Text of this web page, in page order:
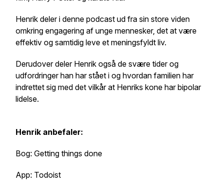
Henrik deler i denne podcast ud fra sin store viden
omkring engagering af unge mennesker, det at være
effektiv og samtidig leve et meningsfyldt liv.
Derudover deler Henrik også de svære tider og
udfordringer han har stået i og hvordan familien har
indrettet sig med det vilkår at Henriks kone har bipolar
lidelse.
Henrik anbefaler:
Bog: Getting things done
App: Todoist